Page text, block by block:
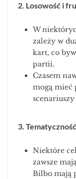
2. Losowość i
W
zależy w
kart, co
partii.
Czasem
mogą mieć
3.
Niektóre
zawsze
Bilbo mają